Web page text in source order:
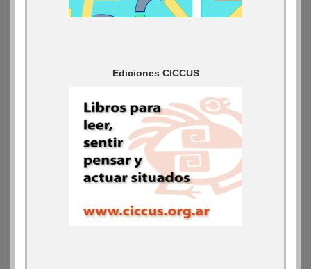
Ediciones CICCUS